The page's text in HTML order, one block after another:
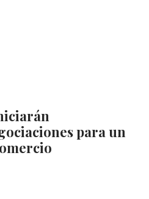
para un